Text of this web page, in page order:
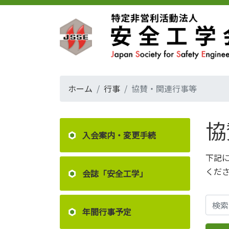
ホーム 行事 協賛・関連行事等
入会案内・変更手続
会誌「安全工学」
年間行事予定
下記
くだ